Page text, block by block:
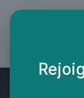
Panneau de